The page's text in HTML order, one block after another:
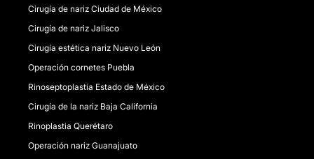
Cirugía de nariz Ciudad de México
Cirugía de nariz Jalisco
Cirugía estética nariz Nuevo León
Operación cornetes Puebla
Rinoseptoplastia Estado de México
Cirugía de la nariz Baja California
Rinoplastia Querétaro
Operación nariz Guanajuato